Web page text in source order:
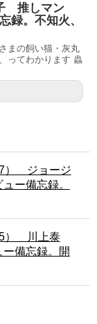
推しマン
録。不知火、
まの飼い猫・灰丸
ってわかります 蟲
） ジョージ
ー備忘録。
） 川上泰
備忘録。開